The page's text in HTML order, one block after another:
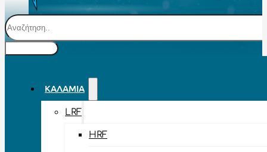
Αναζήτηση
ΚΑΛΆΜΙΑ
LRF
HRF